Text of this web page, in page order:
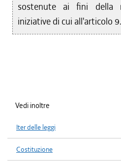
sostenute ai fini della
iniziative di cui all'articolo
Vedi inoltre
Iter delle leggi
Costituzione